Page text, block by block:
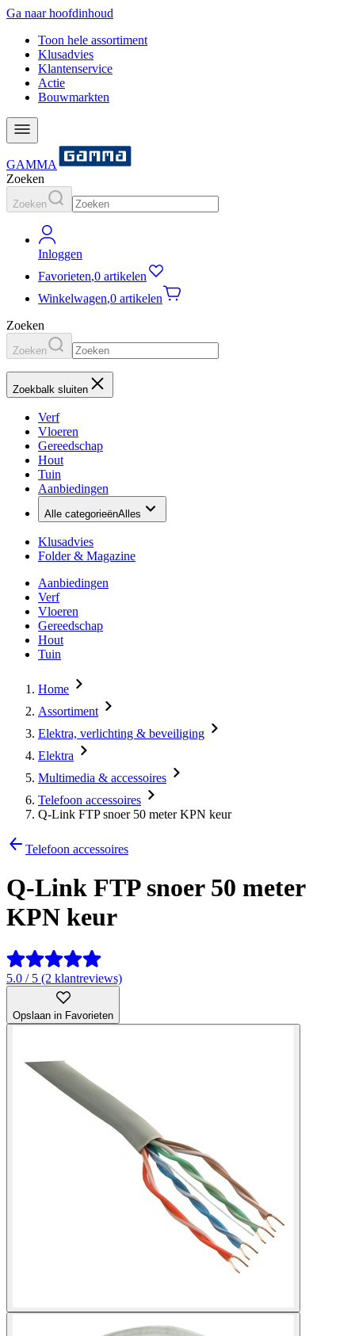
Ga naar hoofdinhoud
Toon hele assortiment
Klusadvies
Klantenservice
Actie
Bouwmarkten
GAMMA
Zoeken
Zoeken
Inloggen
Favorieten,0 artikelen
Winkelwagen,0 artikelen
Zoeken
Zoeken
Zoekbalk sluiten
Verf
Vloeren
Gereedschap
Hout
Tuin
Aanbiedingen
Alle categorieënAlles
Klusadvies
Folder & Magazine
Aanbiedingen
Verf
Vloeren
Gereedschap
Hout
Tuin
Home
Assortiment
Elektra, verlichting & beveiliging
Elektra
Multimedia & accessoires
Telefoon accessoires
Q-Link FTP snoer 50 meter KPN keur
Telefoon accessoires
Q-Link FTP snoer 50 meter
KPN keur
5.0 / 5 (2 klantreviews)
Opslaan in Favorieten